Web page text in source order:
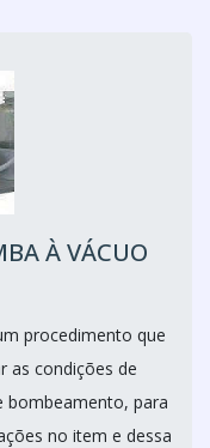
À VÁCUO
procedimento que
as condições de
bombeamento, para
no item e dessa